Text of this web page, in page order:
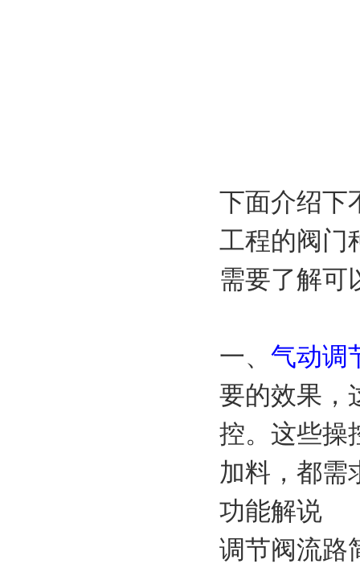
下面介绍下
工程的阀门
需要了解可
一、 气动调
要的效果，
控。这些操
加料，都需
功能解说
调节阀流路